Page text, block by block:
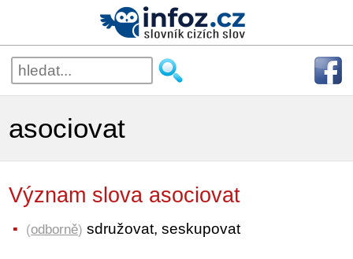
asociovat
Význam slova asociovat
(odborně) sdružovat, seskupovat